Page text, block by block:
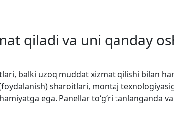
qiladi va uni qanday
balki uzoq muddat xizmat qilishi bilan
sharoitlari, montaj
ega. Panellar to‘g‘ri tanlanganda